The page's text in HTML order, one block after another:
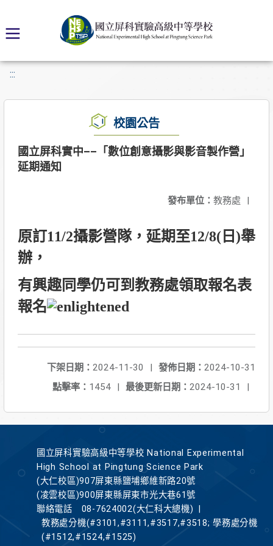
:::
校園公告
國立屏科實中––「數位創意攝影與影音製作營」
延期通知
發布單位： 教務處 |
原訂11/2攝影營隊，延期至12/8(日)舉
辦，
有興趣同學仍可到教務處領取報名表
報名
發佈日期： 2024-10-31
下架日期： 2024-11-30
|
最後更新日期： 2024-10-31 |
點擊率： 1454 |
國立屏科實驗高級中等學校 National Experimental
High School at Pingtung Science Park
(大仁校區)907屏東縣鹽埔鄉維新路20號
(凌雲校區)900屏東縣屏東市光大巷61號
聯絡電話
08-7624002(大仁科大總機)
教務處分機(#3101,#3111,#3517,#3518; 學務處分機
(#1512,#1524,#1525)